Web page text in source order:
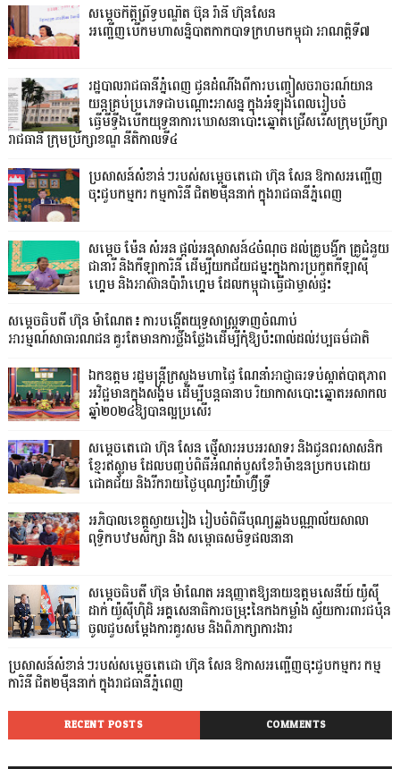
សម្ដេចកិត្ដិព្រឹទ្ធបណ្ឌិត ប៊ុន រ៉ានី ហ៊ុនសែន
អញ្ជើញបើកមហាសន្និបាតកាកបាទក្រហមកម្ពុជា អាណត្ដិទី៧
រដ្ឋបាលរាជធានីភ្នំពេញ ជូនដំណឹងពីការបញ្ចៀសចរាចរណ៍យាន
យន្តគ្រប់ប្រភេទជាបណ្តោះអាសន្ន ក្នុងអំឡុងពេលរៀបចំ
ធ្វើមីទ្ទីងបើកយុទ្ធនាការឃោសនាបោះឆ្នោតជ្រើសរើសក្រុមប្រឹក្សា
រាជធានី ក្រុមប្រឹក្សាខណ្ឌ នីតិកាលទី៤
ប្រសាសន៍សំខាន់ៗរបស់សម្តេចតេជោ ហ៊ុន សែន ឱកាសអញ្ជើញ
ចុះជួបកម្មករ កម្មការិនី ជិត២ម៉ឺននាក់ ក្នុងរាជធានីភ្នំពេញ
សម្តេច ម៉ែន សំអន ផ្តល់អនុសាសន៍៤ចំណុច ដល់គ្រូបង្វឹក គ្រូជំនួយ
ជានារី និងកីឡាការិនី ដើម្បីយកជ័យជម្នះក្នុងការប្រកួតកីឡាស៊ី
ហ្គេម និងអាស៊ានប៉ារ៉ាហ្គេម ដែលកម្ពុជាធ្វើជាម្ចាស់ផ្ទះ
សម្តេចធិបតី ហ៊ុន ម៉ាណែត៖ ការបង្កើតយុទ្ធសាស្ត្រទាញចំណាប់
អារម្មណ៍សាធារណជន គួរតែមានការថ្លឹងថ្លែងដើម្បីកុំឱ្យប៉ះពាល់ដល់វប្បធម៌ជាតិ
ឯកឧត្តម រដ្ឋមន្ត្រីក្រសួងមហាផ្ទៃ ណែនាំអាជ្ញាធរទប់ស្កាត់បាតុភាព
អវិជ្ជមានក្នុងសង្គម ដើម្បីបន្តធានាប រិយាកាសបោះឆ្នោតអសាកល
ឆ្នាំ២០២៤ឱ្យបានល្អប្រសើរ
សម្ដេចតេជោ ហ៊ុន សែន ផ្ញើសារអបអរសាទរ និងជូនពរសាសនិក
ខ្មែរឥស្លាម ដែលបញ្ចប់ពិធីអំណត់បួសខែរ៉ាម៉ាឌនប្រកបដោយ
ជោគជ័យ និងរីករាយថ្ងៃបុណ្យរ៉យ៉ាហ៊្វីទ្រី
អភិបាលខេត្តស្វាយរៀង រៀបចំពិធីបុណ្យឆ្លងបណ្ណាល័យសាលា
ពុទ្ធិកបឋមសិក្សា និង សម្ពោធសមិទ្ធផលនានា
សម្តេចធិបតី ហ៊ុន ម៉ាណែត អនុញ្ញាតឱ្យនាយឧត្តមសេនីយ៍ យ៉ូស៊ី
ដាក់ យ៉ូស៊ីហ៊ិដិ អគ្គសេនាធិការចម្រុះនៃកងកម្លាំង ស្វ័យការពារជប៉ុន
ចូលជួបសម្តែងការគួរសម និងពិភាក្សាការងារ
ប្រសាសន៍សំខាន់ៗរបស់សម្តេចតេជោ ហ៊ុន សែន ឱកាសអញ្ជើញចុះជួបកម្មករ កម្ម
ការិនី ជិត២ម៉ឺននាក់ ក្នុងរាជធានីភ្នំពេញ
RECENT POSTS COMMENTS